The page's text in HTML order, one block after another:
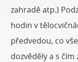
zahradě atp.)
hodin v
předvedou, co
dozvěděly a s